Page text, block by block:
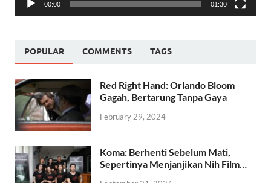
00:00 01:30
POPULAR COMMENTS TAGS
Red Right Hand: Orlando Bloom
Gagah, Bertarung Tanpa Gaya
February 29, 2024
Koma: Berhenti Sebelum Mati,
Sepertinya Menjanjikan Nih Film…